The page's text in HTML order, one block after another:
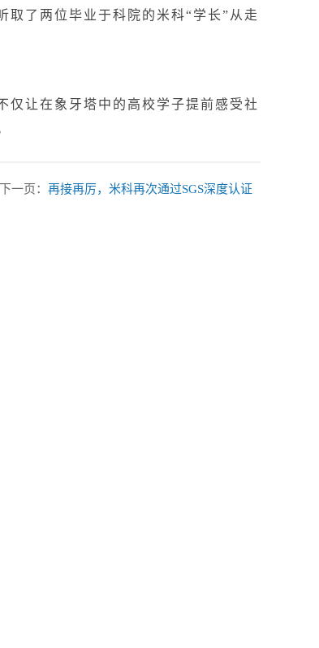
了两位毕业于科院的米科“学长”从走
让在象牙塔中的高校学子提前感受社
下一页： 再接再厉，米科再次通过SGS深度认证